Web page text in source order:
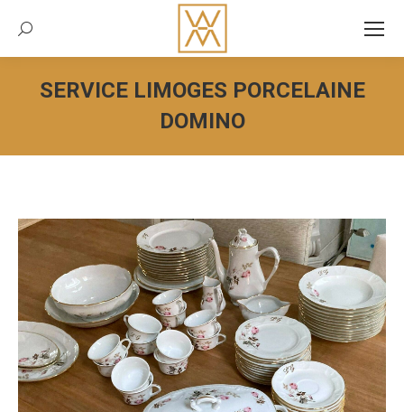
Recherche:
SERVICE LIMOGES PORCELAINE
DOMINO
Vous êtes ici :